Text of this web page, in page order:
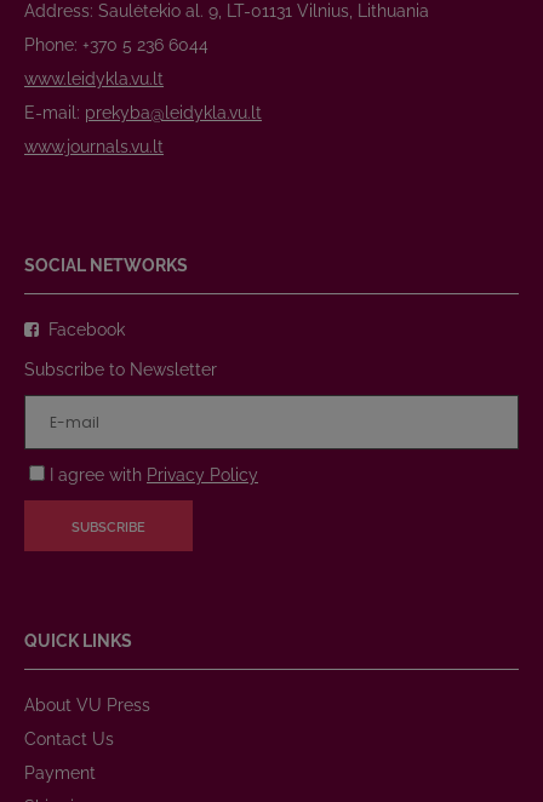
Address: Saulėtekio al. 9, LT-01131 Vilnius, Lithuania
Phone: +370 5 236 6044
www.leidykla.vu.lt
E-mail: prekyba@leidykla.vu.lt
www.journals.vu.lt
SOCIAL NETWORKS
Facebook
Subscribe to Newsletter
I agree with Privacy Policy
SUBSCRIBE
QUICK LINKS
About VU Press
Contact Us
Payment